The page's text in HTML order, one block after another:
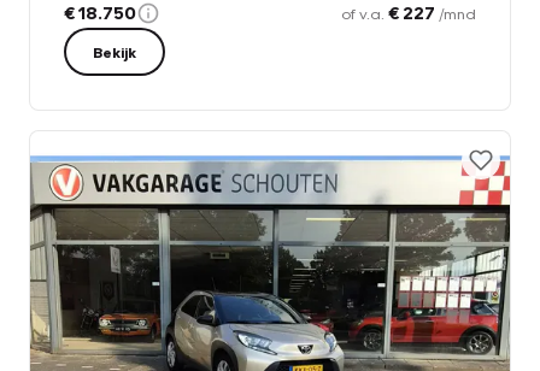
€ 18.750 of v.a. € 227 /mnd
Bekijk